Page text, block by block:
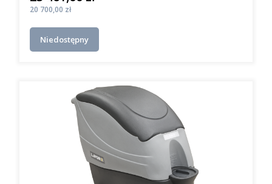
Cena
20 700,00 zł
Niedostępny